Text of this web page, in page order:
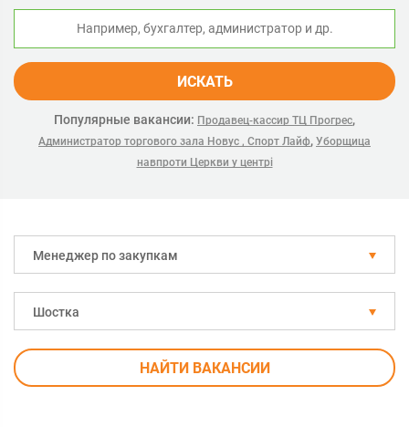
ИСКАТЬ
Популярные вакансии: Продавец-кассир ТЦ Прогрес,
Администратор торгового зала Новус , Спорт Лайф, Уборщица
навпроти Церкви у центрі
Менеджер по закупкам
Шостка
НАЙТИ ВАКАНСИИ